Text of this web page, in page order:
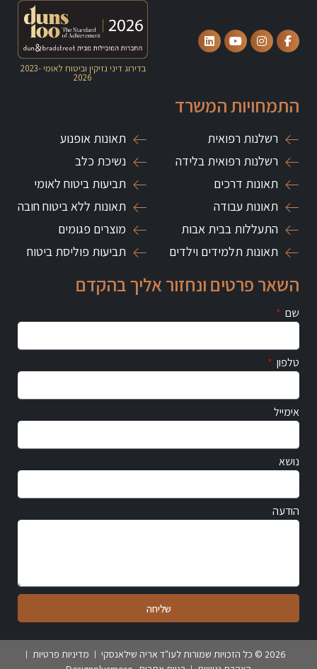
בדירוג דיני נזיקין וביטוח לאומי2023-
2026
התמחויות המשרד
רשלנות רפואית
רשלנות רפואית בלידה
תאונות דרכים
תאונות עבודה
התעללות בבית אבות
תאונות תלמידים וילדים
תאונות אופנוע
נשיכת כלב
תביעות ביטוח לאומי
תאונות ללא ביטוח חובה
מוצרים פגומים
תביעות פוליסת ביטוח
השאר פרטים ונחזור אליך בהקדם
שם
טלפון
אימייל
נושא
הודעה
שליחה
2026 © כל הזכויות שמורות לעו"ד אריה שילאנסקי
מדיניות פרטיות